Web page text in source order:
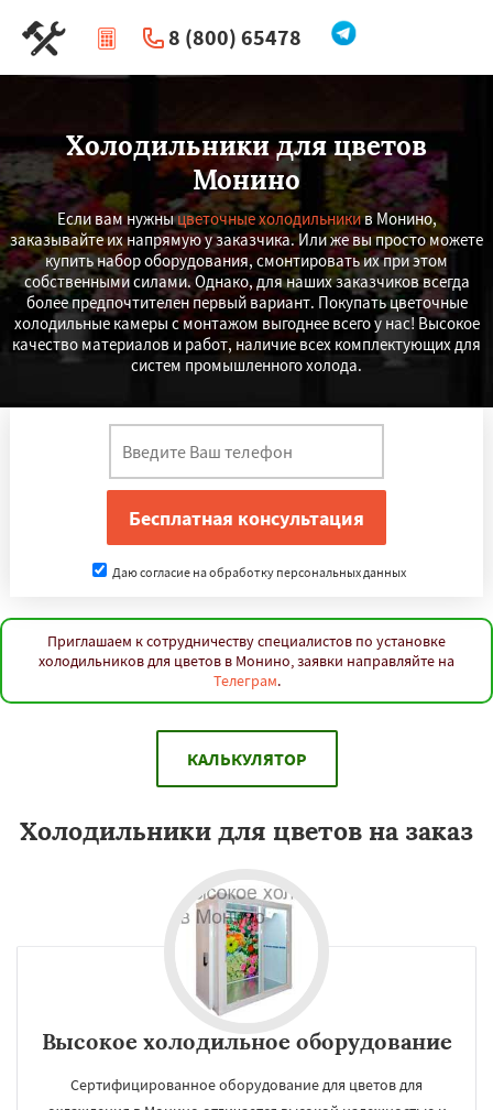
8 (800) 65478
| Перезвоните мне
Холодильники для цветов
Монино
Если вам нужныцветочные холодильникив Монино,
заказывайте их напрямую у заказчика. Или же вы просто можете
купить набор оборудования, смонтировать их при этом
собственными силами. Однако, для наших заказчиков всегда
более предпочтителен первый вариант. Покупать цветочные
холодильные камеры с монтажом выгоднее всего у нас! Высокое
качество материалов и работ, наличие всех комплектующих для
систем промышленного холода.
Даю согласие на обработку персональных данных
Приглашаем к сотрудничеству специалистов по установке
холодильников для цветов в Монино, заявки направляйте на
Телеграм.
КАЛЬКУЛЯТОР
Холодильники для цветов на заказ
Высокое холодильное оборудование
Сертифицированное оборудование для цветов для